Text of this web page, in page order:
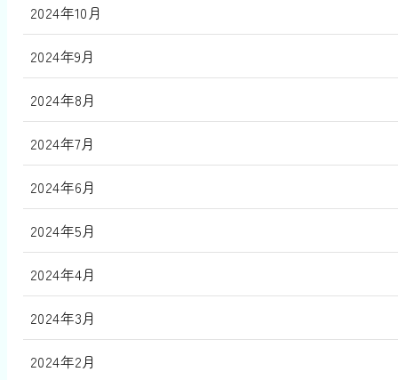
2024年10月
2024年9月
2024年8月
2024年7月
2024年6月
2024年5月
2024年4月
2024年3月
2024年2月